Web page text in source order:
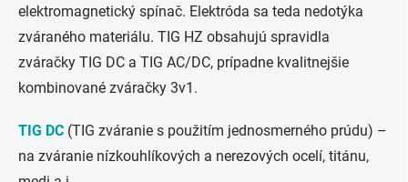
elektromagnetický spínač. Elektróda sa teda nedotýka
zváraného materiálu. TIG HZ obsahujú spravidla
zváračky TIG DC a TIG AC/DC, prípadne kvalitnejšie
kombinované zváračky 3v1.
TIG DC (TIG zváranie s použitím jednosmerného prúdu) –
na zváranie nízkouhlíkových a nerezových ocelí, titánu,